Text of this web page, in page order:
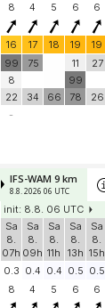
8
4 5 6 6
16 17 18 19 19
99
8
22
75
34 66
11
99
78
27
26
-
IFS-WAM 9 km
8.8. 2026 06 UTC
init: 8.8. 06 UTC
Sa
8.
07h
Sa
8.
09h
Sa
8.
11h
Sa
8.
13h
Sa
8.
15h
0.3 0.4 0.4 0.5 0.5
8
4 5 6 6